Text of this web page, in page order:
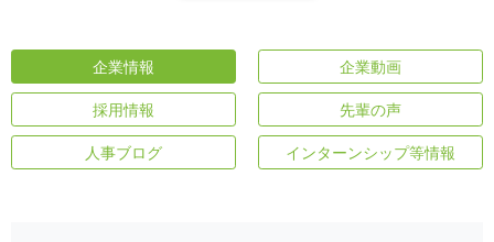
企業情報 企業動画
採用情報 先輩の声
人事ブログ インターンシップ等情報